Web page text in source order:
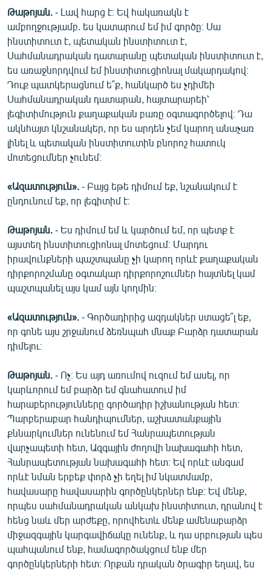
Թաթոյան. - Լավ հարց է։ Եվ հակառակն է
ամբողջությամբ. ես կատարում եմ իմ գործը։ Սա
ինստիտուտ է, պետական ինստիտուտ է,
Սահմանադրական դատարանը պետական ինստիտուտ է,
ես առաջնորդվում եմ ինստիտուցիոնալ մակարդակով։
Դուք պատկերացնում ե՞ք, հանկարծ ես չդիմեի
Սահմանադրական դատարան, հայտարարեի՝
լեգիտիմություն քաղաքական բառը օգտագործելով։ Դա
ակնհայտ կնշանակեր, որ ես արդեն չեմ կարող անաչառ
լինել և պետական ինստիտուտին բնորոշ հատուկ
մոտեցումներ չունեմ։
«Ազատություն». - Բայց եթե դիմում եք, նշանակում է
ընդունում եք, որ լեգիտիմ է։
Թաթոյան. - Ես դիմում եմ և կարծում եմ, որ պետք է
այստեղ ինստիտուցիոնալ մոտեցում։ Մարդու
իրավունքների պաշտպանը չի կարող որևէ քաղաքական
դիրքորոշմանը օգտակար դիրքորոշումներ հայտնել կամ
պաշտպանել այս կամ այն կողմին։
«Ազատություն». - Գործադիրից ազդակներ ստացե՞լ եք,
որ գոնե այս շրջանում ձեռնպահ մնաք Բարձր դատարան
դիմելու։
Թաթոյան. - Ոչ։ Ես այդ առումով ուզում եմ ասել, որ
կարևորում եմ բարձր եմ գնահատում իմ
հարաբերությունները գործադիր իշխանության հետ։
Պարբերաբար հանդիպումներ, աշխատանքային
քննարկումներ ունենում եմ Հանրապետության
վարչապետի հետ, Ազգային ժողովի նախագահի հետ,
Հանրապետության նախագահի հետ։ Եվ որևէ անգամ
որևէ նման երբեք փորձ չի եղել իմ նկատմամբ,
հավասարը հավասարին գործընկերներ ենք։ Եվ մենք,
որպես սահմանադրական անկախ ինստիտուտ, դրանով է
հենց նաև մեր արժեքը, որովհետև մենք ամենաբարձր
միջազգային կարգավիճակը ունենք, և դա սրբության պես
պահպանում ենք, համագործակցում ենք մեր
գործընկերների հետ։ Որքան դրական ծրագիր եղավ, ես